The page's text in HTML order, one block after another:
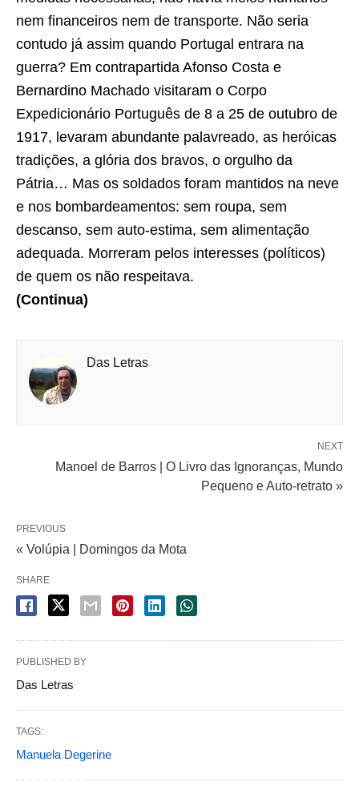
nem financeiros nem de transporte. Não seria
contudo já assim quando Portugal entrara na
guerra? Em contrapartida Afonso Costa e
Bernardino Machado visitaram o Corpo
Expedicionário Português de 8 a 25 de outubro de
1917, levaram abundante palavreado, as heróicas
tradições, a glória dos bravos, o orgulho da
Pátria… Mas os soldados foram mantidos na neve
e nos bombardeamentos: sem roupa, sem
descanso, sem auto-estima, sem alimentação
adequada. Morreram pelos interesses (políticos)
de quem os não respeitava.
(Continua)
Das Letras
NEXT
Manoel de Barros | O Livro das Ignoranças, Mundo
Pequeno e Auto-retrato »
PREVIOUS
« Volúpia | Domingos da Mota
SHARE
PUBLISHED BY
Das Letras
TAGS:
Manuela Degerine